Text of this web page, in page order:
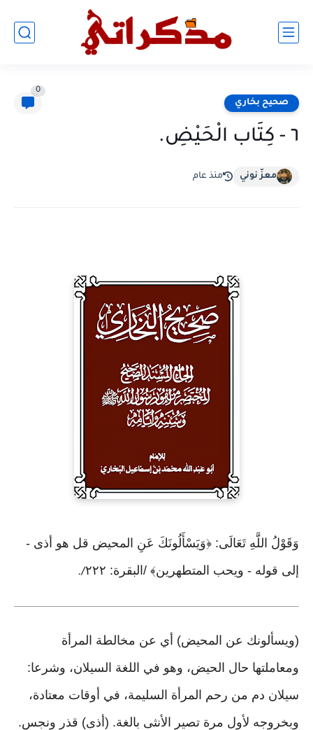
صحيح بخاري
0
٦ - كِتَاب الْحَيْضِ.
معزّ نوني منذ عام
وَقَوْلُ اللَّهِ تَعَالَى: ﴿وَيَسْأَلُونَكَ عَنِ المحيض قل هو أذى -
إلى قوله - ويحب المتطهرين﴾ /البقرة: ٢٢٢
/.
(ويسألونك عن المحيض) أي عن مخالطة المرأة
ومعاملتها حال الحيض، وهو في اللغة السيلان، وشرعا:
سيلان دم من رحم المرأة السليمة، في أوقات معتادة،
وبخروجه لأول مرة تصير الأنثى بالغة. (أذى) قذر ونجس.